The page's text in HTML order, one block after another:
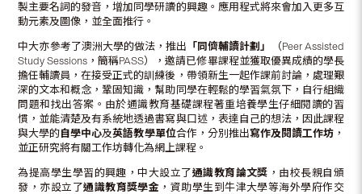
製主要名詞的發音，增加同學研讀的興趣。應用程式將來會加入更多互
動元素及圖像，並全面推行。
中大亦參考了澳洲大學的做法，推出 「同儕輔讀計劃」
（Peer Assisted
Study Sessions，簡稱PASS），邀請已修畢課程並獲取優異成績的學長
擔任輔讀員，在接受正式的訓練後，帶領新生一起作課前討論，處理艱
深的文本和概念，鞏固知識，幫助同學在輕鬆的學習氣氛下，自行組織
問題和找出答案。由於通識教育基礎課程著重培養學生仔細閱讀的習
慣，並能清楚及有系統地透過書寫與口述，表達自己的想法，因此課程
與大學的自學中心及英語教學單位合作，分別推出寫作及閱讀工作坊，
並正研究將有關工作坊轉化為網上課程。
為提高學生學習的興趣，中大設立了通識教育論文獎 ，由校長親自頒
發，亦設立了通識教育獎學金 ，資助學生到牛津大學等海外學府作交